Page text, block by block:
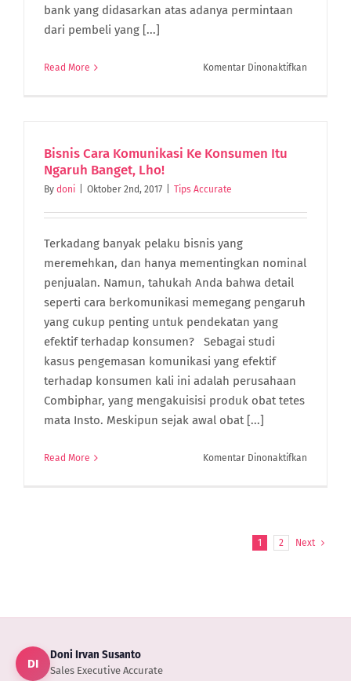
bank yang didasarkan atas adanya permintaan
dari pembeli yang [...]
Read More Komentar Dinonaktifkan
Bisnis Cara Komunikasi Ke Konsumen Itu
Ngaruh Banget, Lho!
By doni Oktober 2nd, 2017 Tips Accurate
Terkadang banyak pelaku bisnis yang
meremehkan, dan hanya mementingkan nominal
penjualan. Namun, tahukah Anda bahwa detail
seperti cara berkomunikasi memegang pengaruh
yang cukup penting untuk pendekatan yang
efektif terhadap konsumen? Sebagai studi
kasus pengemasan komunikasi yang efektif
terhadap konsumen kali ini adalah perusahaan
Combiphar, yang mengakuisisi produk obat tetes
mata Insto. Meskipun sejak awal obat [...]
Read More Komentar Dinonaktifkan
1 2 Next
DI
Doni Irvan Susanto
Sales Executive Accurate